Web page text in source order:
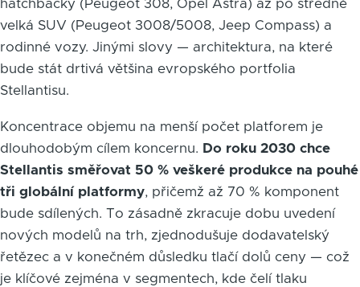
hatchbacky (Peugeot 308, Opel Astra) až po středně
velká SUV (Peugeot 3008/5008, Jeep Compass) a
rodinné vozy. Jinými slovy — architektura, na které
bude stát drtivá většina evropského portfolia
Stellantisu.
Koncentrace objemu na menší počet platforem je
dlouhodobým cílem koncernu. Do roku 2030 chce
Stellantis směřovat 50 % veškeré produkce na pouhé
tři globální platformy, přičemž až 70 % komponent
bude sdílených. To zásadně zkracuje dobu uvedení
nových modelů na trh, zjednodušuje dodavatelský
řetězec a v konečném důsledku tlačí dolů ceny — což
je klíčové zejména v segmentech, kde čelí tlaku